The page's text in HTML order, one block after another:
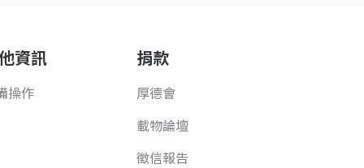
資訊
操作
捐款
厚德會
載物論壇
徵信報告